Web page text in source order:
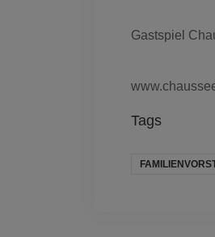
Gastspiel
Tags